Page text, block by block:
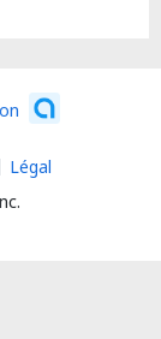
Légal